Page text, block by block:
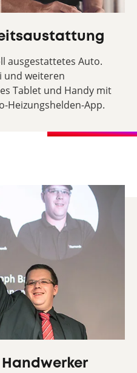
ausgestattetes Auto.
und weiteren
Tablet und Handy mit
Heizungshelden-App.